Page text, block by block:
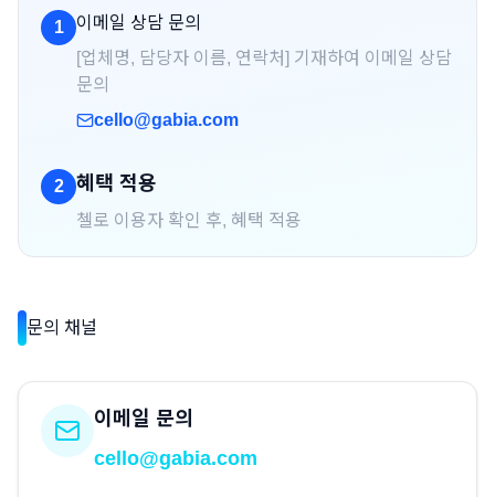
1
이메일 상담 문의
[업체명, 담당자 이름, 연락처] 기재하여 이메일 상담
문의
cello@gabia.com
2 혜택 적용
첼로 이용자 확인 후, 혜택 적용
문의 채널
이메일 문의
cello@gabia.com